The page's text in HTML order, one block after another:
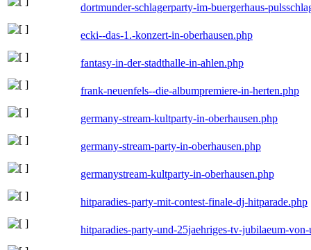
dortmunder-schlagerparty-im-buergerhaus-
ecki--das-1.-konzert-in-oberhausen.php
fantasy-in-der-stadthalle-in-ahlen.php
frank-neuenfels--die-albumpremiere-in-herten.php
germany-stream-kultparty-in-oberhausen.php
germany-stream-party-in-oberhausen.php
germanystream-kultparty-in-oberhausen.php
hitparadies-party-mit-contest-finale-dj-hitparade.php
hitparadies-party-und-25jaehriges-tv-jubilaeum-